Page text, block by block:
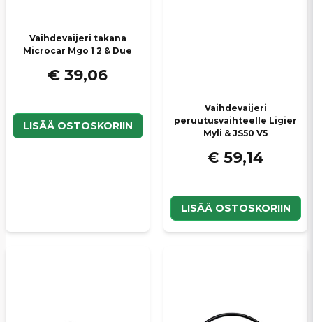
Vaihdevaijeri takana
Microcar Mgo 1 2 & Due
€ 39,06
LISÄÄ OSTOSKORIIN
Vaihdevaijeri
peruutusvaihteelle Ligier
Myli & JS50 V5
€ 59,14
LISÄÄ OSTOSKORIIN